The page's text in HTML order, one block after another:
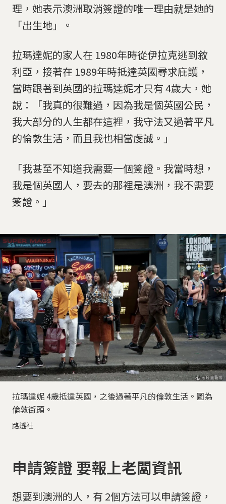
理，她表示澳洲取消簽證的唯一理由就是她的
「出生地」。
拉瑪達妮的家人在 1980年時從伊拉克逃到敘
利亞，接著在 1989年時抵達英國尋求庇護，
當時跟著到英國的拉瑪達妮才只有 4歲大，她
說：「我真的很難過，因為我是個英國公民，
我大部分的人生都在這裡，我守法又過著平凡
的倫敦生活，而且我也相當虔誠。」
「我甚至不知道我需要一個簽證。我當時想，
我是個英國人，要去的那裡是澳洲，我不需要
簽證。」
拉瑪達妮 4歲抵達英國，之後過著平凡的倫敦生活。圖為
倫敦街頭。
路透社
申請簽證 要報上老闆資訊
想要到澳洲的人，有 2個方法可以申請簽證，